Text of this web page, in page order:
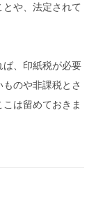
や、法定されて
ば、印紙税が必要
のや非課税とさ
は留めておきま